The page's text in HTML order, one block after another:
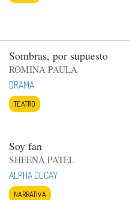
Sombras, por supuesto
ROMINA PAULA
DRAMA
TEATRO
Soy fan
SHEENA PATEL
ALPHA DECAY
NARRATIVA